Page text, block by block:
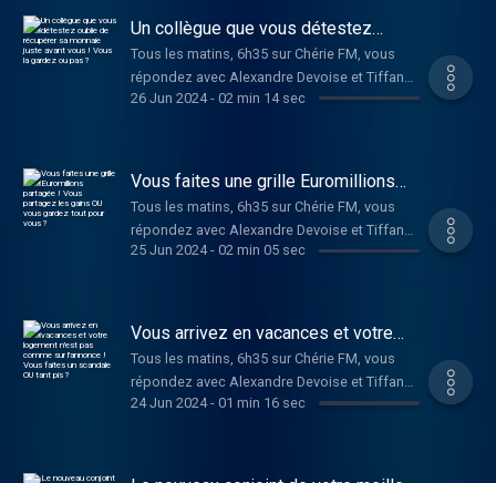
Un collègue que vous détestez
oublie de récupérer sa monnaie juste
avant vous ! Vous la gardez ou pas ?
Tous les matins, 6h35 sur Chérie FM, vous
répondez avec Alexandre Devoise et Tiffany
Bonvoisin au Dilemme de Dimitri !
26 Jun 2024- 02 min 14 sec
Vous faites une grille Euromillions
partagée ! Vous partagez les gains
OU vous gardez tout pour vous ?
Tous les matins, 6h35 sur Chérie FM, vous
répondez avec Alexandre Devoise et Tiffany
Bonvoisin au Dilemme de Dimitri !
25 Jun 2024- 02 min 05 sec
Vous arrivez en vacances et votre
logement n'est pas comme sur
l'annonce ! Vous faites un scandale
OU tant pis ?
Tous les matins, 6h35 sur Chérie FM, vous
répondez avec Alexandre Devoise et Tiffany
Bonvoisin au Dilemme de Dimitri !
24 Jun 2024- 01 min 16 sec